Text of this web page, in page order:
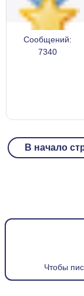
Сообщений:
7340
В начало
Чтобы